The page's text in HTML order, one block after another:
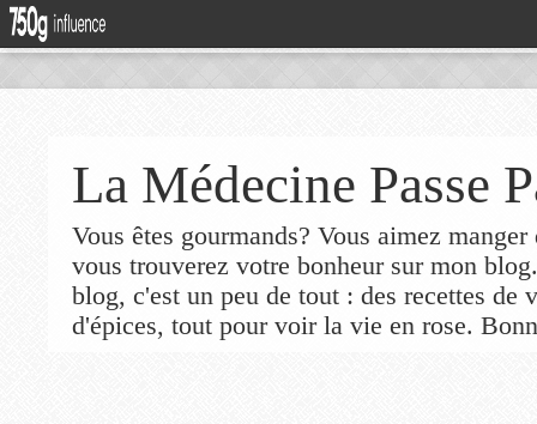
La Médecine Passe
Vous êtes gourmands? Vous aimez
vous trouverez votre bonheur sur mon
blog, c'est un peu de tout : des recettes de
d'épices, tout pour voir la vie en rose.